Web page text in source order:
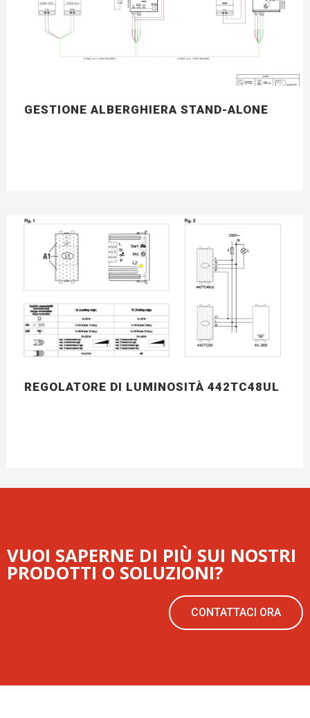
GESTIONE ALBERGHIERA STAND-ALONE
REGOLATORE DI LUMINOSITÀ 442TC48UL
VUOI SAPERNE DI PIÙ SUI NOSTRI
PRODOTTI O SOLUZIONI?
CONTATTACI ORA